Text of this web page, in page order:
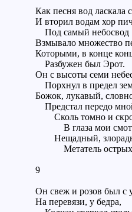
Как песня вод ласкала
И вторил водам хор
Под самый небосвод
Взмывало множество
Которыми, в конце
Разбужен был Эрот.
Он с высоты семи
Порхнул в предел
Божок, лукавый,
Предстал передо
Сколь томно и
В глаза мои
Нещадный,
Метатель острых
9
Он свеж и розов был с
На перевязи, у бедра,